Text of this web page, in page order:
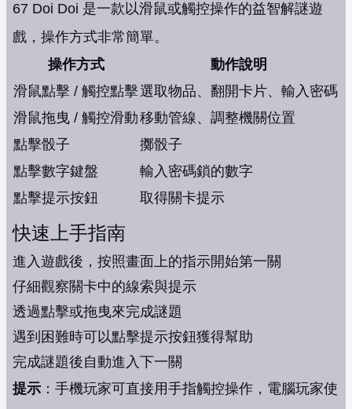
67 Doi Doi 是一款以滑鼠或觸控操作的益智解謎遊
戲，操作方式非常簡單。
操作方式
動作說明
滑鼠點擊 / 觸控點擊選取物品、翻開卡片、輸入密碼
滑鼠拖曳 / 觸控滑動移動管線、調整機關位置
點擊骰子
擲骰子
點擊數字鍵盤
輸入密碼鎖的數字
點擊提示按鈕
取得關卡提示
快速上手指南
進入遊戲後，按照畫面上的指示開始第一關
仔細觀察關卡中的線索與提示
透過點擊或拖曳來完成謎題
遇到困難時可以點擊提示按鈕獲得幫助
完成謎題後自動進入下一關
提示 ：手機玩家可直接用手指觸控操作，電腦玩家使